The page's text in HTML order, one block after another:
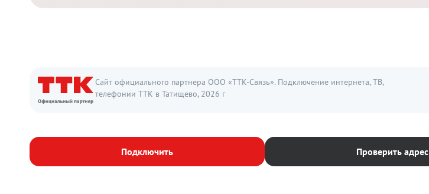
Сайт официального партнера ООО «ТТК-Связь». Подключение интернета, ТВ,
телефонии ТТК в Татищево, 2026 г
Подключить Проверить адрес